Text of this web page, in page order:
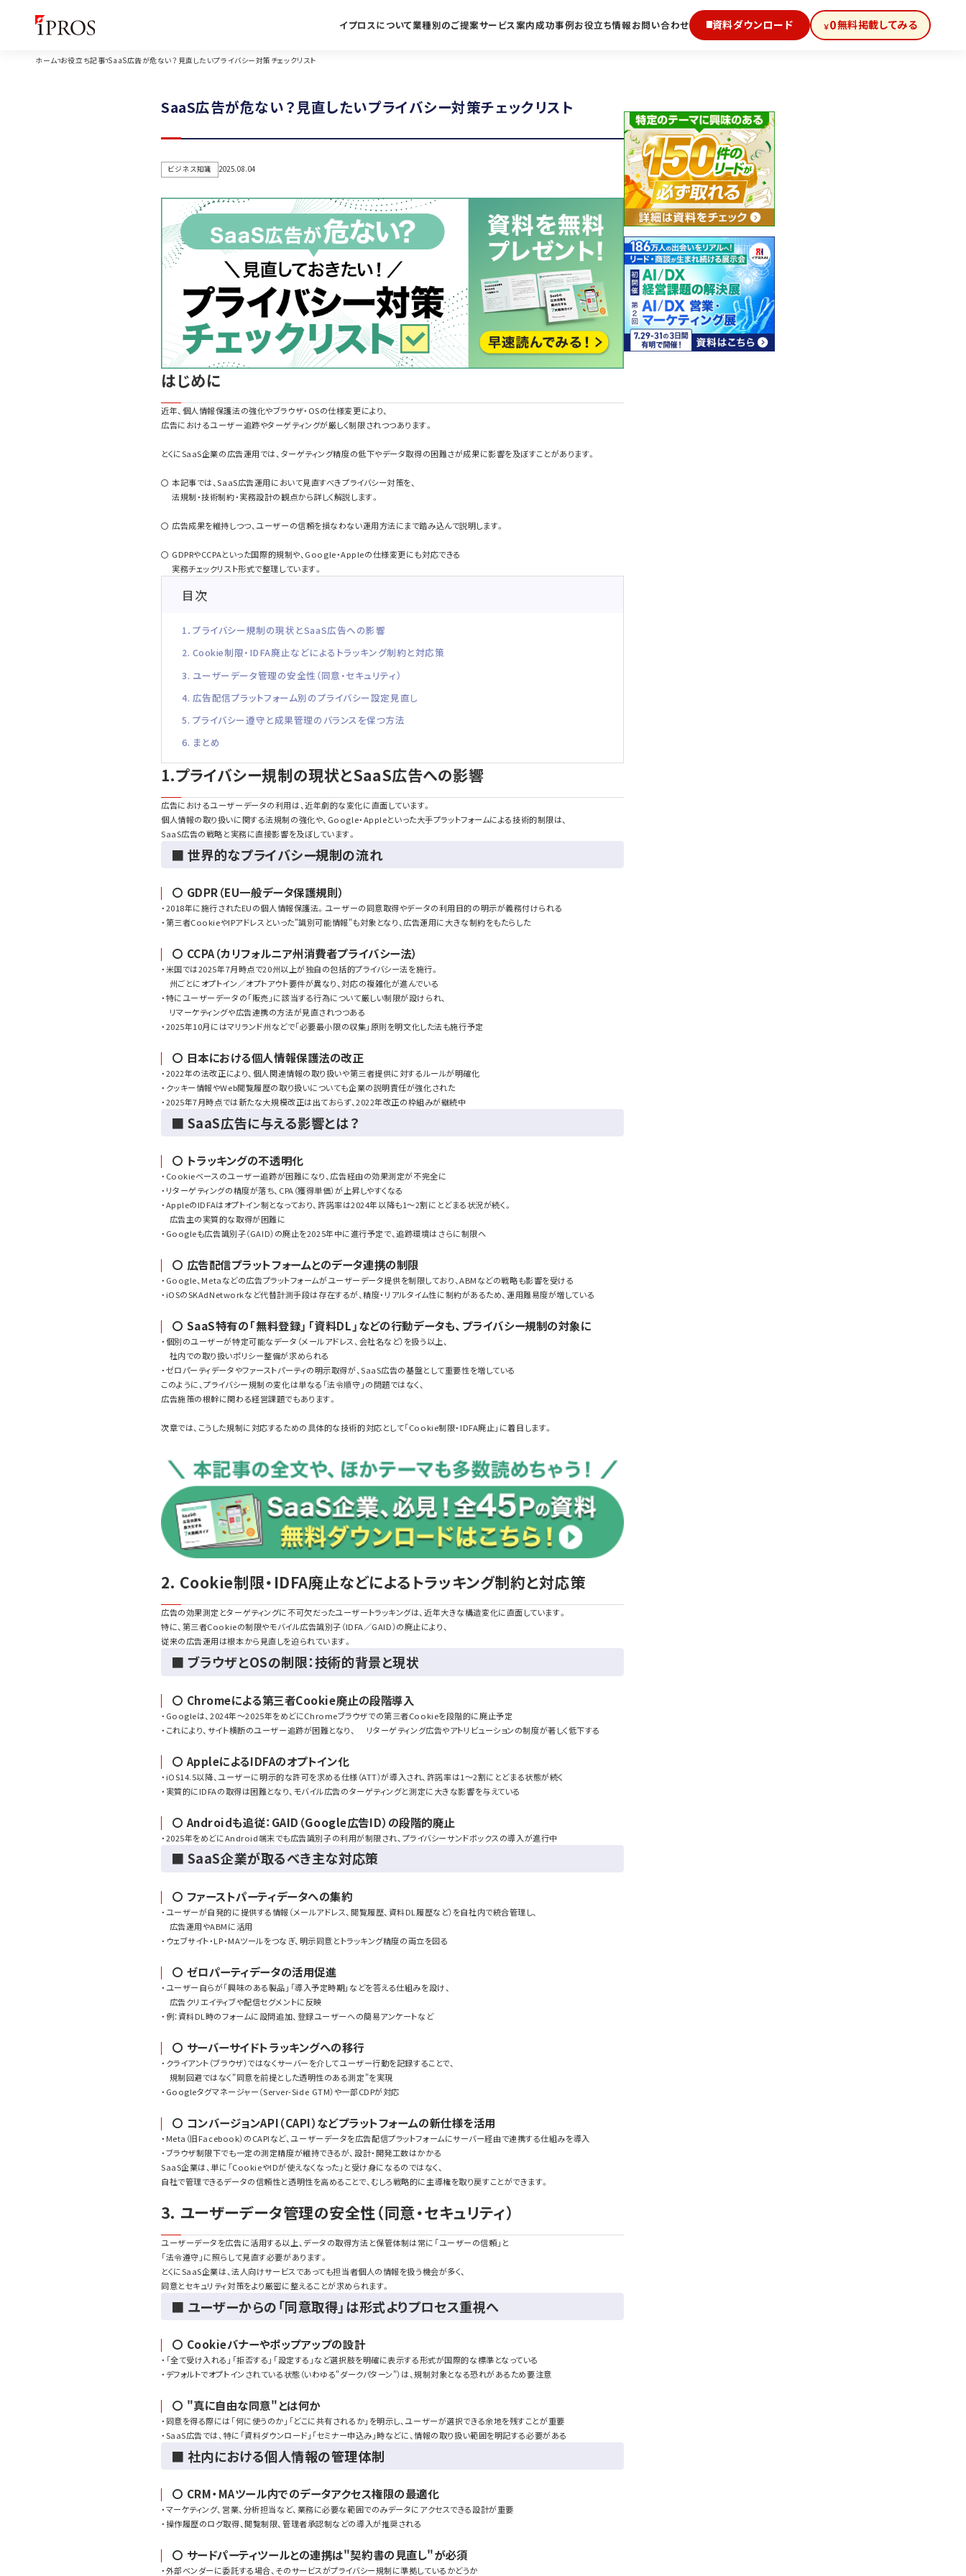
イプロスについて業種別のご提案サービス案内成功事例お役立ち情報お問い合わせ 資料ダウンロード ￥0無料掲載してみる
ホーム お役立ち記事 SaaS広告が危ない？見直したいプライバシー対策チェックリスト
SaaS広告が危ない？見直したいプライバシー対策チェックリスト
ビジネス知識 2025.08.04
はじめに
近年、個人情報保護法の強化やブラウザ・OSの仕様変更により、
広告におけるユーザー追跡やターゲティングが厳しく制限されつつあります。
とくにSaaS企業の広告運用では、ターゲティング精度の低下やデータ取得の困難さが成果に影響を及ぼすことがあります。
〇 本記事では、SaaS広告運用において見直すべきプライバシー対策を、
法規制・技術制約・実務設計の観点から詳しく解説します。
〇 広告成果を維持しつつ、ユーザーの信頼を損なわない運用方法にまで踏み込んで説明します。
〇 GDPRやCCPAといった国際的規制や、Google・Appleの仕様変更にも対応できる
実務チェックリスト形式で整理しています。
目次
1．プライバシー規制の現状とSaaS広告への影響
2. Cookie制限・IDFA廃止などによるトラッキング制約と対応策
3. ユーザーデータ管理の安全性（同意・セキュリティ）
4. 広告配信プラットフォーム別のプライバシー設定見直し
5. プライバシー遵守と成果管理のバランスを保つ方法
6. まとめ
1.プライバシー規制の現状とSaaS広告への影響
広告におけるユーザーデータの利用は、近年劇的な変化に直面しています。
個人情報の取り扱いに関する法規制の強化や、Google・Appleといった大手プラットフォームによる技術的制限は、
SaaS広告の戦略と実務に直接影響を及ぼしています。
■ 世界的なプライバシー規制の流れ
〇 GDPR（EU一般データ保護規則）
・2018年に施行されたEUの個人情報保護法。ユーザーの同意取得やデータの利用目的の明示が義務付けられる
・第三者CookieやIPアドレスといった"識別可能情報"も対象となり、広告運用に大きな制約をもたらした
〇 CCPA（カリフォルニア州消費者プライバシー法）
・米国では2025年7月時点で20州以上が独自の包括的プライバシー法を施行。
州ごとにオプトイン／オプトアウト要件が異なり、対応の複雑化が進んでいる
・特にユーザーデータの「販売」に該当する行為について厳しい制限が設けられ、
リマーケティングや広告連携の方法が見直されつつある
・2025年10月にはマリランド州などで「必要最小限の収集」原則を明文化した法も施行予定
〇 日本における個人情報保護法の改正
・2022年の法改正により、個人関連情報の取り扱いや第三者提供に対するルールが明確化
・クッキー情報やWeb閲覧履歴の取り扱いについても企業の説明責任が強化された
・2025年7月時点では新たな大規模改正は出ておらず、2022年改正の枠組みが継続中
■ SaaS広告に与える影響とは？
〇 トラッキングの不透明化
・Cookieベースのユーザー追跡が困難になり、広告経由の効果測定が不完全に
・リターゲティングの精度が落ち、CPA（獲得単価）が上昇しやすくなる
・AppleのIDFAはオプトイン制となっており、許諾率は2024年以降も1〜2割にとどまる状況が続く。
広告主の実質的な取得が困難に
・Googleも広告識別子（GAID）の廃止を2025年中に進行予定で、追跡環境はさらに制限へ
〇 広告配信プラットフォームとのデータ連携の制限
・Google、Metaなどの広告プラットフォームがユーザーデータ提供を制限しており、ABMなどの戦略も影響を受ける
・iOSのSKAdNetworkなど代替計測手段は存在するが、精度・リアルタイム性に制約があるため、運用難易度が増している
〇 SaaS特有の「無料登録」「資料DL」などの行動データも、プライバシー規制の対象に
・個別のユーザーが特定可能なデータ（メールアドレス、会社名など）を扱う以上、
社内での取り扱いポリシー整備が求められる
・ゼロパーティデータやファーストパーティの明示取得が、SaaS広告の基盤として重要性を増している
このように、プライバシー規制の変化は単なる「法令順守」の問題ではなく、
広告施策の根幹に関わる経営課題でもあります。
次章では、こうした規制に対応するための具体的な技術的対応として「Cookie制限・IDFA廃止」に着目します。
2. Cookie制限・IDFA廃止などによるトラッキング制約と対応策
広告の効果測定とターゲティングに不可欠だったユーザートラッキングは、近年大きな構造変化に直面しています。
特に、第三者Cookieの制限やモバイル広告識別子（IDFA／GAID）の廃止により、
従来の広告運用は根本から見直しを迫られています。
■ ブラウザとOSの制限：技術的背景と現状
〇 Chromeによる第三者Cookie廃止の段階導入
・Googleは、2024年〜2025年をめどにChromeブラウザでの第三者Cookieを段階的に廃止予定
・これにより、サイト横断のユーザー追跡が困難となり、 リターゲティング広告やアトリビューションの制度が著しく低下する
〇 AppleによるIDFAのオプトイン化
・iOS14.5以降、ユーザーに明示的な許可を求める仕様（ATT）が導入され、許諾率は1〜2割にとどまる状態が続く
・実質的にIDFAの取得は困難となり、モバイル広告のターゲティングと測定に大きな影響を与えている
〇 Androidも追従：GAID（Google広告ID）の段階的廃止
・2025年をめどにAndroid端末でも広告識別子の利用が制限され、プライバシーサンドボックスの導入が進行中
■ SaaS企業が取るべき主な対応策
〇 ファーストパーティデータへの集約
・ユーザーが自発的に提供する情報（メールアドレス、閲覧履歴、資料DL履歴など）を自社内で統合管理し、
広告運用やABMに活用
・ウェブサイト・LP・MAツールをつなぎ、明示同意とトラッキング精度の両立を図る
〇 ゼロパーティデータの活用促進
・ユーザー自らが「興味のある製品」「導入予定時期」などを答える仕組みを設け、
広告クリエイティブや配信セグメントに反映
・例：資料DL時のフォームに設問追加、登録ユーザーへの簡易アンケートなど
〇 サーバーサイドトラッキングへの移行
・クライアント（ブラウザ）ではなくサーバーを介してユーザー行動を記録することで、
規制回避ではなく"同意を前提とした透明性のある測定"を実現
・Googleタグマネージャー（Server-Side GTM）や一部CDPが対応
〇 コンバージョンAPI（CAPI）などプラットフォームの新仕様を活用
・Meta（旧Facebook）のCAPIなど、ユーザーデータを広告配信プラットフォームにサーバー経由で連携する仕組みを導入
・ブラウザ制限下でも一定の測定精度が維持できるが、設計・開発工数はかかる
SaaS企業は、単に「CookieやIDが使えなくなった」と受け身になるのではなく、
自社で管理できるデータの信頼性と透明性を高めることで、むしろ戦略的に主導権を取り戻すことができます。
3. ユーザーデータ管理の安全性（同意・セキュリティ）
ユーザーデータを広告に活用する以上、データの取得方法と保管体制は常に「ユーザーの信頼」と
「法令遵守」に照らして見直す必要があります。
とくにSaaS企業は、法人向けサービスであっても担当者個人の情報を扱う機会が多く、
同意とセキュリティ対策をより厳密に整えることが求められます。
■ ユーザーからの「同意取得」は形式よりプロセス重視へ
〇 Cookieバナーやポップアップの設計
・「全て受け入れる」「拒否する」「設定する」など選択肢を明確に表示する形式が国際的な標準となっている
・デフォルトでオプトインされている状態（いわゆる"ダークパターン"）は、規制対象となる恐れがあるため要注意
〇 "真に自由な同意"とは何か
・同意を得る際には「何に使うのか」「どこに共有されるか」を明示し、ユーザーが選択できる余地を残すことが重要
・SaaS広告では、特に「資料ダウンロード」「セミナー申込み」時などに、情報の取り扱い範囲を明記する必要がある
■ 社内における個人情報の管理体制
〇 CRM・MAツール内でのデータアクセス権限の最適化
・マーケティング、営業、分析担当など、業務に必要な範囲でのみデータにアクセスできる設計が重要
・操作履歴のログ取得、閲覧制限、管理者承認制などの導入が推奨される
〇 サードパーティツールとの連携は"契約書の見直し"が必須
・外部ベンダーに委託する場合、そのサービスがプライバシー規制に準拠しているかどうか